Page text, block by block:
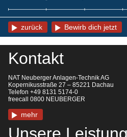
zurück Bewirb dich jetzt
Kontakt
NAT Neuberger Anlagen-Technik AG
Kopernikusstraße 27 – 85221 Dachau
Telefon +49 8131 5174-0
freecall 0800 NEUBERGER
mehr